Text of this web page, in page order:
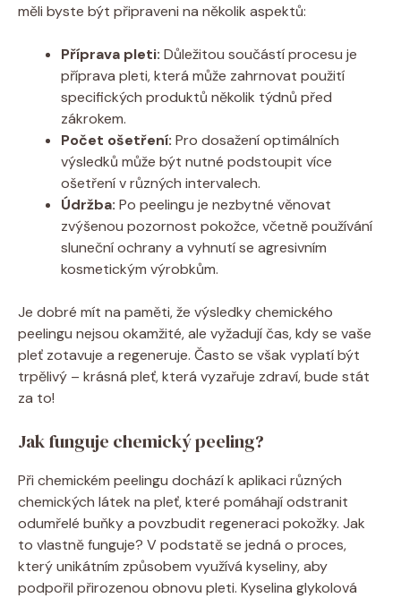
měli byste být připraveni na několik aspektů:
Příprava pleti: Důležitou součástí procesu je
příprava pleti, která může zahrnovat použití
specifických produktů několik týdnů před
zákrokem.
Počet ošetření: Pro dosažení optimálních
výsledků může být nutné podstoupit více
ošetření v různých intervalech.
Údržba: Po peelingu je nezbytné věnovat
zvýšenou pozornost pokožce, včetně používání
sluneční ochrany a vyhnutí se agresivním
kosmetickým výrobkům.
Je dobré mít na paměti, že výsledky chemického
peelingu nejsou okamžité, ale vyžadují čas, kdy se vaše
pleť zotavuje a regeneruje. Často se však vyplatí být
trpělivý – krásná pleť, která vyzařuje zdraví, bude stát
za to!
Jak funguje chemický peeling?
Při chemickém peelingu dochází k aplikaci různých
chemických látek na pleť, které pomáhají odstranit
odumřelé buňky a povzbudit regeneraci pokožky. Jak
to vlastně funguje? V podstatě se jedná o proces,
který unikátním způsobem využívá kyseliny, aby
podpořil přirozenou obnovu pleti. Kyselina glykolová